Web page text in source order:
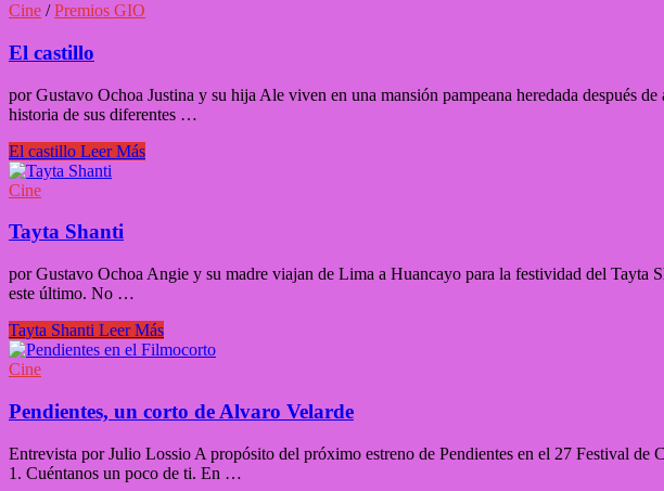
Cine /Premios GIO
El castillo
por Gustavo Ochoa Justina y su hija Ale viven en una mansión pampeana heredada después
historia de sus diferentes …
El castillo Leer Más
Cine
Tayta Shanti
por Gustavo Ochoa Angie y su madre viajan de Lima a Huancayo para la festividad del Tayta
este último. No …
Tayta Shanti Leer Más
Cine
Pendientes, un corto de Alvaro Velarde
Entrevista por Julio Lossio A propósito del próximo estreno de Pendientes en el 27 Festival
1. Cuéntanos un poco de ti. En …